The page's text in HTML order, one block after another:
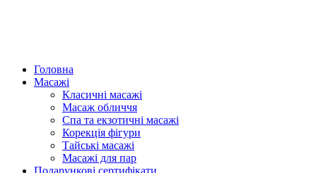
Головна
Масажі
Класичні масажі
Масаж обличчя
Спа та екзотичні масажі
Корекція фігури
Тайські масажі
Масажі для пар
Подарункові сертифікати